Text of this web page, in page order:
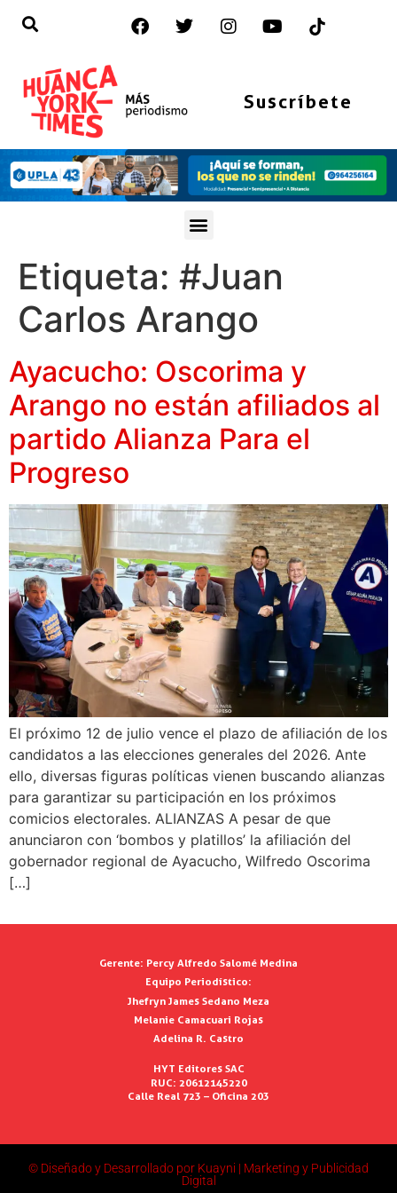
Suscríbete
Etiqueta: #Juan
Carlos Arango
Ayacucho: Oscorima y
Arango no están afiliados al
partido Alianza Para el
Progreso
El próximo 12 de julio vence el plazo de afiliación de los
candidatos a las elecciones generales del 2026. Ante
ello, diversas figuras políticas vienen buscando alianzas
para garantizar su participación en los próximos
comicios electorales. ALIANZAS A pesar de que
anunciaron con ‘bombos y platillos’ la afiliación del
gobernador regional de Ayacucho, Wilfredo Oscorima
[…]
Gerente: Percy Alfredo Salomé Medina
Equipo Periodístico:
Jhefryn James Sedano Meza
Melanie Camacuari Rojas
Adelina R. Castro
HYT Editores SAC
RUC: 20612145220
Calle Real 723 – Oficina 203
© Diseñado y Desarrollado por Kuayni | Marketing y Publicidad
Digital